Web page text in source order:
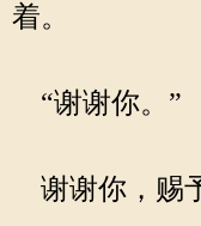
着。
“谢谢你。”
谢谢你，赐